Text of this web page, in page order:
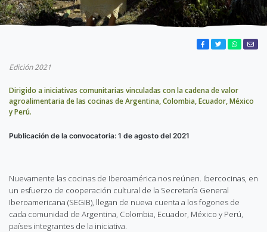
Edición 2021
Dirigido a iniciativas comunitarias vinculadas con la cadena de valor
agroalimentaria de las cocinas de Argentina, Colombia, Ecuador, México
y Perú.
Publicación de la convocatoria: 1 de agosto del 2021
Nuevamente las cocinas de Iberoamérica nos reúnen. Ibercocinas, en
un esfuerzo de cooperación cultural de la Secretaría General
Iberoamericana (SEGIB), llegan de nueva cuenta a los fogones de
cada comunidad de Argentina, Colombia, Ecuador, México y Perú,
países integrantes de la iniciativa.